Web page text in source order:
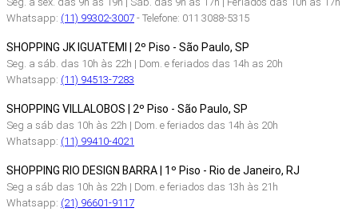
Whatsapp: (11) 99302-3007- Telefone: 011 3088-5315
SHOPPING JK IGUATEMI | 2º Piso - São Paulo, SP
Seg. a sáb. das 10h às 22h | Dom. e feriados das 14h as 20h
Whatsapp: (11) 94513-7283
SHOPPING VILLALOBOS | 2º Piso - São Paulo, SP
Seg a sáb das 10h às 22h | Dom. e feriados das 14h às 20h
Whatsapp: (11) 99410-4021
SHOPPING RIO DESIGN BARRA | 1º Piso - Rio de Janeiro, RJ
Seg a sáb das 10h às 22h | Dom. e feriados das 13h às 21h
Whatsapp: (21) 96601-9117